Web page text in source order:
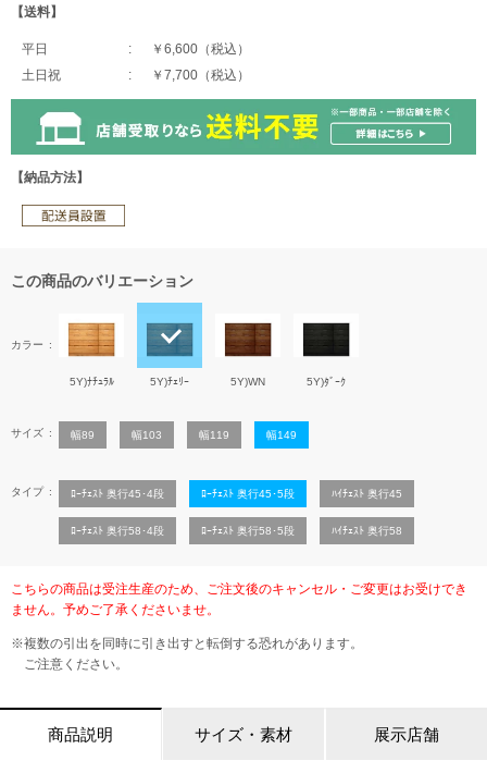
【送料】
平日
￥6,600（税込）
土日祝
￥7,700（税込）
【納品方法】
この商品のバリエーション
カラー
5Y)ﾅﾁｭﾗﾙ 5Y)ﾁｪﾘｰ 5Y)WN 5Y)ﾀﾞｰｸ
サイズ 幅89 幅103 幅119 幅149
タイプ ﾛｰﾁｪｽﾄ 奥行45･4段 ﾛｰﾁｪｽﾄ 奥行45･5段 ﾊｲﾁｪｽﾄ 奥行45
ﾛｰﾁｪｽﾄ 奥行58･4段 ﾛｰﾁｪｽﾄ 奥行58･5段 ﾊｲﾁｪｽﾄ 奥行58
こちらの商品は受注生産のため、ご注文後のキャンセル・ご変更はお受けでき
ません。予めご了承くださいませ。
※複数の引出を同時に引き出すと転倒する恐れがあります。
ご注意ください。
商品説明 サイズ・素材 展示店舗